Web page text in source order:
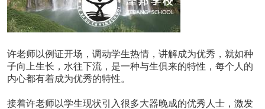
许老师以例证开场，调动学生热情，讲解成为优秀，就如种
子向上生长，水往下流，是一种与生俱来的特性，每个人的
内心都有着成为优秀的特性。
接着许老师以学生现状引入很多大器晚成的优秀人士，激发